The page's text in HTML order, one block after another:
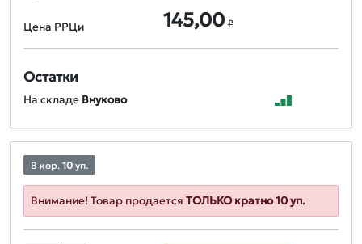
Цена РРЦи 145,00 ₽
Остатки
На складе Внуково
В кор. 10 уп.
Внимание! Товар продается ТОЛЬКО кратно 10 уп.